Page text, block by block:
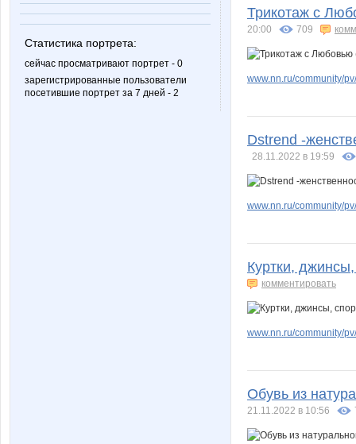
Статистика портрета:
сейчас просматривают портрет - 0
зарегистрированные пользователи
посетившие портрет за 7 дней - 2
Трикотаж с
20:00 709
www.nn.ru/community/
Dstrend -
28.11.2022 в 19:59
www.nn.ru/community/
Куртки,
комментировать
www.nn.ru/community/
Обувь из
21.11.2022 в 10:56